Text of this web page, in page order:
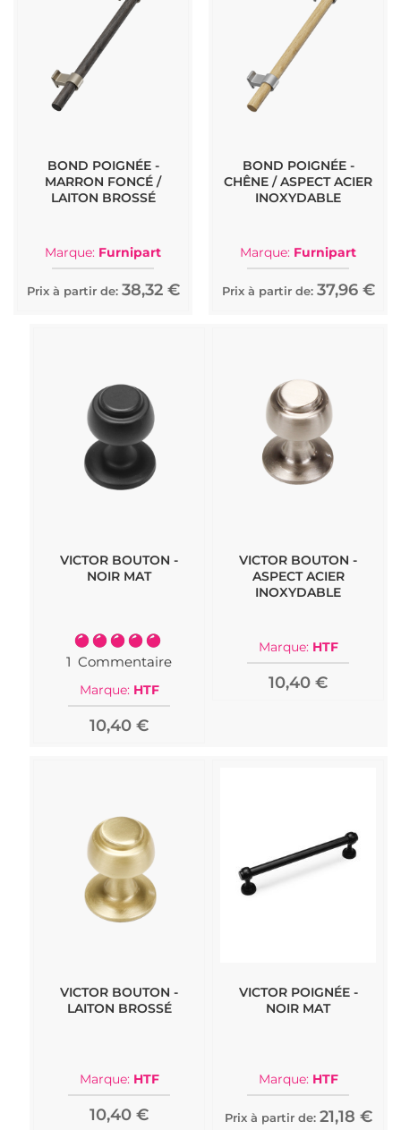
BOND POIGNÉE -
MARRON FONCÉ /
LAITON BROSSÉ
Marque: Furnipart
Prix à partir de: 38,32 €
BOND POIGNÉE -
CHÊNE / ASPECT ACIER
INOXYDABLE
Marque: Furnipart
Prix à partir de: 37,96 €
VICTOR BOUTON -
NOIR MAT
Notation:
100%
1 Commentaire
Marque: HTF
10,40 €
VICTOR BOUTON -
ASPECT ACIER
INOXYDABLE
Marque: HTF
10,40 €
VICTOR BOUTON -
LAITON BROSSÉ
Marque: HTF
10,40 €
VICTOR POIGNÉE -
NOIR MAT
Marque: HTF
Prix à partir de: 21,18 €